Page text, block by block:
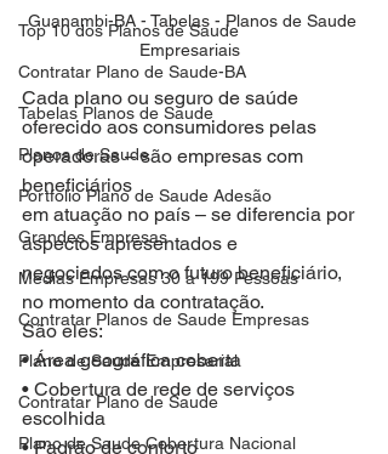
Top 10 dos Planos de Saude
Contratar Plano de Saude-BA
Tabelas Planos de Saude
Planos de Saude
Portfolio Plano de Saude Adesão
Grandes Empresas
Medias Empresas 30 a 199 Pessoas
Contratar Planos de Saude Empresas
Plano de Saude Empresarial
Contratar Plano de Saude
Plano de Saude Cobertura Nacional
Guanambi-BA - Tabelas - Planos de Saude
Empresariais
Cada plano ou seguro de saúde
oferecido aos consumidores pelas
operadoras – são empresas com
beneficiários
em atuação no país – se diferencia por
aspectos apresentados e
negociados com o futuro beneficiário,
no momento da contratação.
São eles:
• Área geográfica coberta
• Cobertura de rede de serviços
escolhida
• Padrão de conforto